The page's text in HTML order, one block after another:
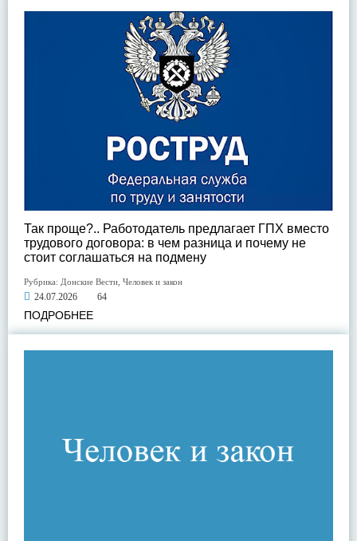
Так проще?.. Работодатель предлагает ГПХ вместо
трудового договора: в чем разница и почему не
стоит соглашаться на подмену
Рубрика: Донские Вести Человек и закон
24.07.2026 64
ПОДРОБНЕЕ